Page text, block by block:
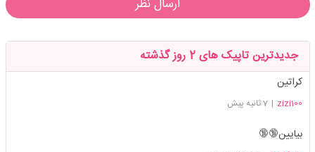
جدیدترین تاپیک های 2 روز گذشته
کراتین
zizi100
| 7 ثانیه پیش
بیایین🔞🔞